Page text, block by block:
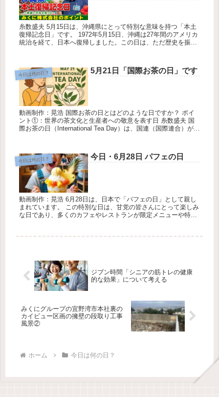
糸数盛夫 5月15日は、沖縄県にとって特別な意味を持つ「本土
復帰記念日」です。 1972年5月15日、沖縄は27年間のアメリカ
統治を経て、日本へ復帰しました。この日は、ただ歴史を振り
今日は何の日？ 5月21日「国際お茶の日」です
動画制作：晃浩 国際お茶の日とはどのような日ですか？ ポイ
ント①：世界の茶文化と生産者への敬意を表す日 糸数盛夫 国
際お茶の日（International Tea Day）は、国連（国際連合）が制
今日は何の日？ 今日・6月28日 パフェの日
動画制作：晃浩 6月28日は、日本で「パフェの日」として親し
まれています。 この特別な日は、甘党の皆さんにとって楽しみ
な日であり、多くのカフェやレストランが限定メニューや特典
ジブン時間「シニアの筋トレの健康
的な効果」について考える
みくにグループの宜野湾市本社裏の
カイビュー区画の擁壁の段取り工事
風景②
ホーム 今日は何の日？